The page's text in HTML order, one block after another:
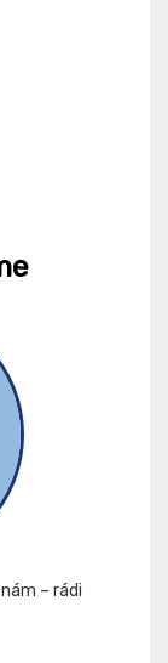
– rádi